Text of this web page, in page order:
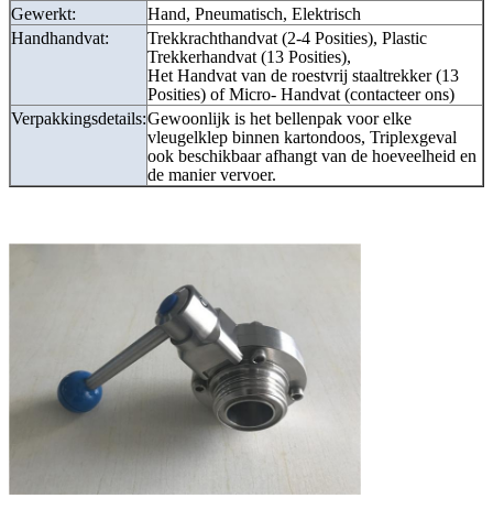
Gewerkt:
Hand, Pneumatisch, Elektrisch
Handhandvat:
Trekkrachthandvat (2-4 Posities), Plastic
Trekkerhandvat (13 Posities),
Het Handvat van de roestvrij staaltrekker (13
Posities) of Micro- Handvat (contacteer ons)
Verpakkingsdetails:Gewoonlijk is het bellenpak voor elke
vleugelklep binnen kartondoos, Triplexgeval
ook beschikbaar afhangt van de hoeveelheid en
de manier vervoer.